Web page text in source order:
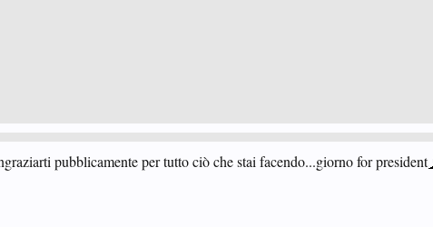
pubblicamente per tutto ciò che stai facendo...giorno for president